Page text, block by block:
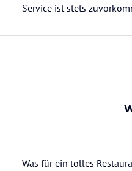
Service ist stets
Was für ein tolles